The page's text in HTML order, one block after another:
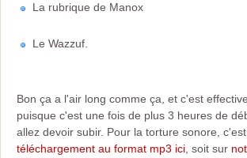
La rubrique de Manox
Le Wazzuf.
Bon ça a l'air long comme ça, et c'est
puisque c'est une fois de plus 3 heures de
allez devoir subir. Pour la torture sonore,
téléchargement au format mp3 ici , soit sur